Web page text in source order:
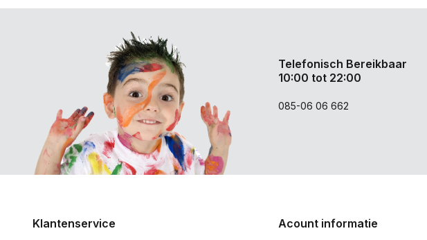
Telefonisch Bereikbaar
10:00 tot 22:00
085-06 06 662
Klantenservice Acount informatie